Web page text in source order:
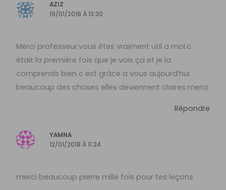
AZIZ
19/01/2018 À 13:30
Merci professeur,vous êtes vraiment util a moi.c
était la première fois que je vois ça et je la
comprends bien c est grâce a vous aujourd’hui
beaucoup des choses elles deviennent claires.merci
Répondre
YAMNA
12/01/2018 À 11:24
merci beaucoup pierre mille fois pour tes leçons